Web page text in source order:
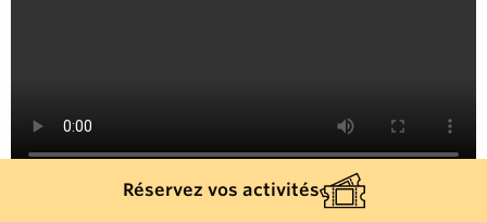
Réservez vos activités